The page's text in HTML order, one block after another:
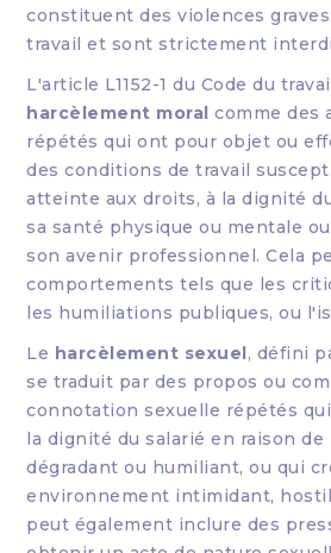
constituent des violences
travail et sont strictement
L'article L1152-1 du Code du
harcèlement moral comme des
répétés qui ont pour objet ou
des conditions de travail
atteinte aux droits, à la dignité
sa santé physique ou mentale
son avenir professionnel. Cela
comportements tels que les
les humiliations publiques, ou
Le harcèlement sexuel , défini
se traduit par des propos ou
connotation sexuelle répétés
la dignité du salarié en raison de
dégradant ou humiliant, ou qui
environnement intimidant,
peut également inclure des